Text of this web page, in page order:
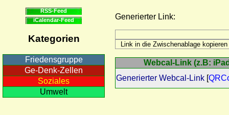
RSS-Feed
iCalendar-Feed
Kategorien
Friedensgruppe
Ge-Denk-Zellen
Soziales
Umwelt
Generierter Link:
Webcal-Link (z.B:
Generierter Webcal-Link [